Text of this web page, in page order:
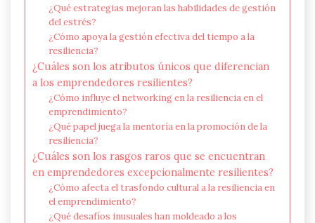
¿Qué estrategias mejoran las habilidades de gestión
del estrés?
¿Cómo apoya la gestión efectiva del tiempo a la
resiliencia?
¿Cuáles son los atributos únicos que diferencian
a los emprendedores resilientes?
¿Cómo influye el networking en la resiliencia en el
emprendimiento?
¿Qué papel juega la mentoría en la promoción de la
resiliencia?
¿Cuáles son los rasgos raros que se encuentran
en emprendedores excepcionalmente resilientes?
¿Cómo afecta el trasfondo cultural a la resiliencia en
el emprendimiento?
¿Qué desafíos inusuales han moldeado a los